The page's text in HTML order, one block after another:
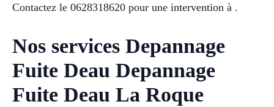
Contactez le 0628318620 pour une intervention à .
Nos services Depannage
Fuite Deau Depannage
Fuite Deau La Roque